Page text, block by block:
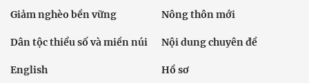
Giảm nghèo bền vững Nông thôn mới
Dân tộc thiểu số và miền núi Nội dung chuyên đề
English Hồ sơ